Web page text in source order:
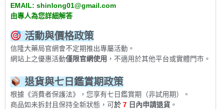
EMAIL: shinlong01@gmail.com
由專人為您詳細解答
活動與價格政策
信隆大藥局官網會不定期推出專屬活動。
網站上之優惠活動僅限官網使用 ，不適用於其他平台或實體門市。
退貨與七日鑑賞期政策
根據《消費者保護法》，您享有七日鑑賞期（非試用期）。
商品如未拆封且保持全新狀態，可於 7 日內申請退貨 。